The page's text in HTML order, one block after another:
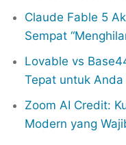
Claude Fable 5
Sempat
Lovable vs
Tepat untuk
Zoom AI Credit:
Modern yang